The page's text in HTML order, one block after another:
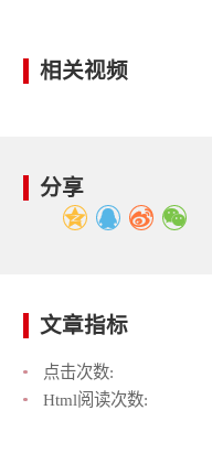
相关视频
分享
文章指标
点击次数:
Html阅读次数: